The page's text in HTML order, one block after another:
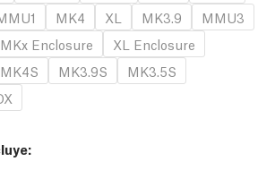
MK4 XL MK3.9
MMU3
MKx Enclosure
XL Enclosure
MK4S MK3.9S
MK3.5S